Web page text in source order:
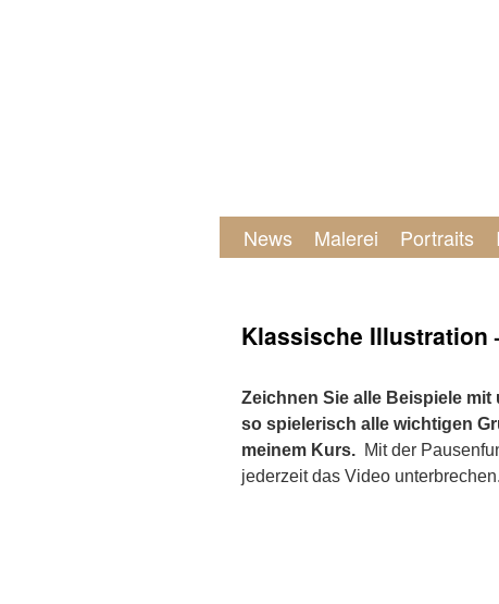
News Malerei Portraits
Klassische Illustration
Zeichnen Sie alle Beispiele mit
so spielerisch alle wichtigen
meinem Kurs. Mit der
jederzeit das Video unterbrechen.